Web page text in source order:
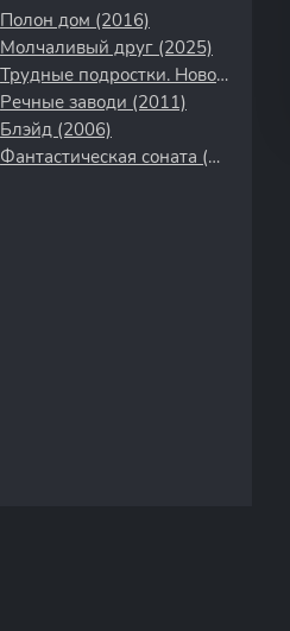
Полон дом (2016)
Молчаливый друг (2025)
Трудные подростки. Новогодняя серия (2021)
Речные заводи (2011)
Блэйд (2006)
Фантастическая соната (2024)